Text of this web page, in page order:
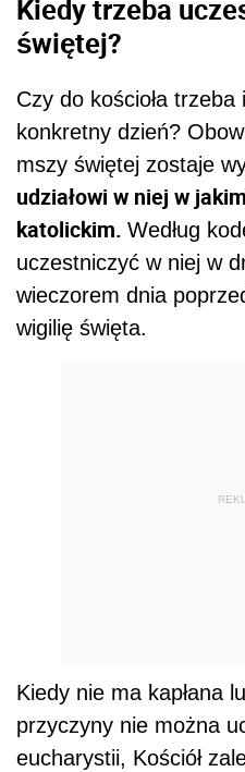
Kiedy trzeba
świętej?
Czy do kościoła
konkretny dzień?
mszy świętej zostaje
udziałowi w niej w
katolickim. Według
uczestniczyć w niej w
wieczorem dnia
wigilię święta.
Kiedy nie ma kapłana
przyczyny nie można
eucharystii, Kościół